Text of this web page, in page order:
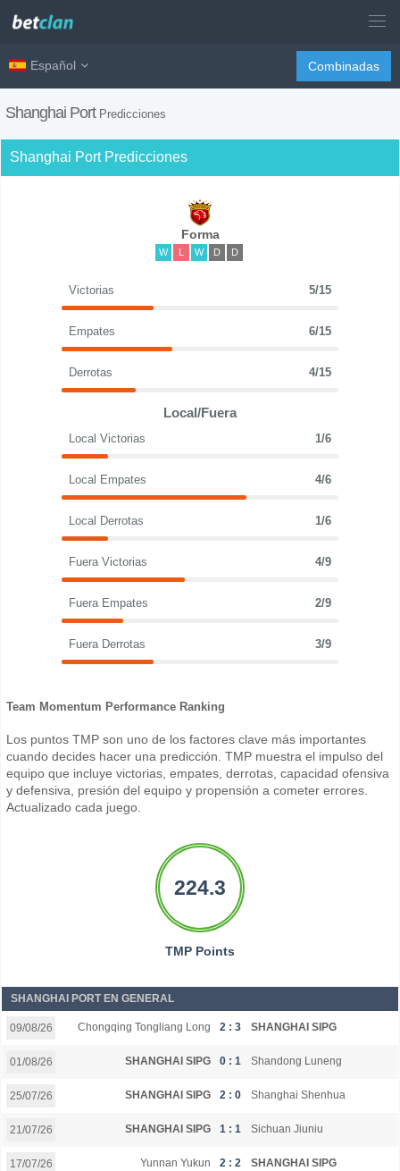
Español Combinadas
Shanghai Port Predicciones
Shanghai Port Predicciones
Forma
W L W D D
Victorias 5/15
Empates 6/15
Derrotas 4/15
Local/Fuera
Local Victorias 1/6
Local Empates 4/6
Local Derrotas 1/6
Fuera Victorias 4/9
Fuera Empates 2/9
Fuera Derrotas 3/9
Team Momentum Performance Ranking
Los puntos TMP son uno de los factores clave más importantes
cuando decides hacer una predicción. TMP muestra el impulso del
equipo que incluye victorias, empates, derrotas, capacidad ofensiva
y defensiva, presión del equipo y propensión a cometer errores.
Actualizado cada juego.
224.3
TMP Points
SHANGHAI PORT EN GENERAL
09/08/26 Chongqing Tongliang Long 2 : 3 SHANGHAI SIPG
01/08/26 SHANGHAI SIPG 0 : 1 Shandong Luneng
25/07/26 SHANGHAI SIPG 2 : 0 Shanghai Shenhua
21/07/26 SHANGHAI SIPG 1 : 1 Sichuan Jiuniu
17/07/26 Yunnan Yukun 2 : 2 SHANGHAI SIPG